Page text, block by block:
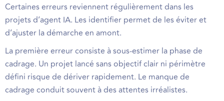
Certaines erreurs reviennent régulièrement dans les
projets d’agent IA. Les identifier permet de les éviter et
d’ajuster la démarche en amont.
La première erreur consiste à sous-estimer la phase de
cadrage. Un projet lancé sans objectif clair ni périmètre
défini risque de dériver rapidement. Le manque de
cadrage conduit souvent à des attentes irréalistes.